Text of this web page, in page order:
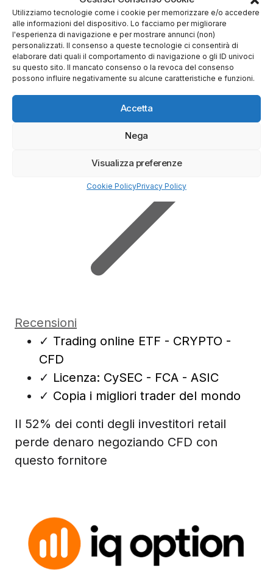
Utilizziamo tecnologie come i cookie per memorizzare e/o accedere
alle informazioni del dispositivo. Lo facciamo per migliorare
l'esperienza di navigazione e per mostrare annunci (non)
personalizzati. Il consenso a queste tecnologie ci consentirà di
elaborare dati quali il comportamento di navigazione o gli ID univoci
su questo sito. Il mancato consenso o la revoca del consenso
possono influire negativamente su alcune caratteristiche e funzioni.
Accetta
Nega
Visualizza preferenze
Cookie PolicyPrivacy Policy
Prova Demo Gratuita
Recensioni
✓ Trading online ETF - CRYPTO -
CFD
✓ Licenza: CySEC - FCA - ASIC
✓ Copia i migliori trader del mondo
Il 52% dei conti degli investitori retail
perde denaro negoziando CFD con
questo fornitore